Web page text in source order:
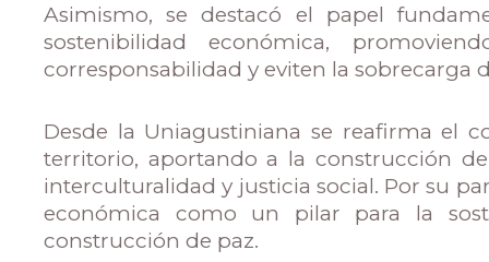
Asimismo, se destacó el papel
sostenibilidad económica,
corresponsabilidad y eviten la sobrecarga
Desde la Uniagustiniana se reafirma el
territorio, aportando a la construcción
interculturalidad y justicia social. Por su
económica como un pilar para la
construcción de paz.